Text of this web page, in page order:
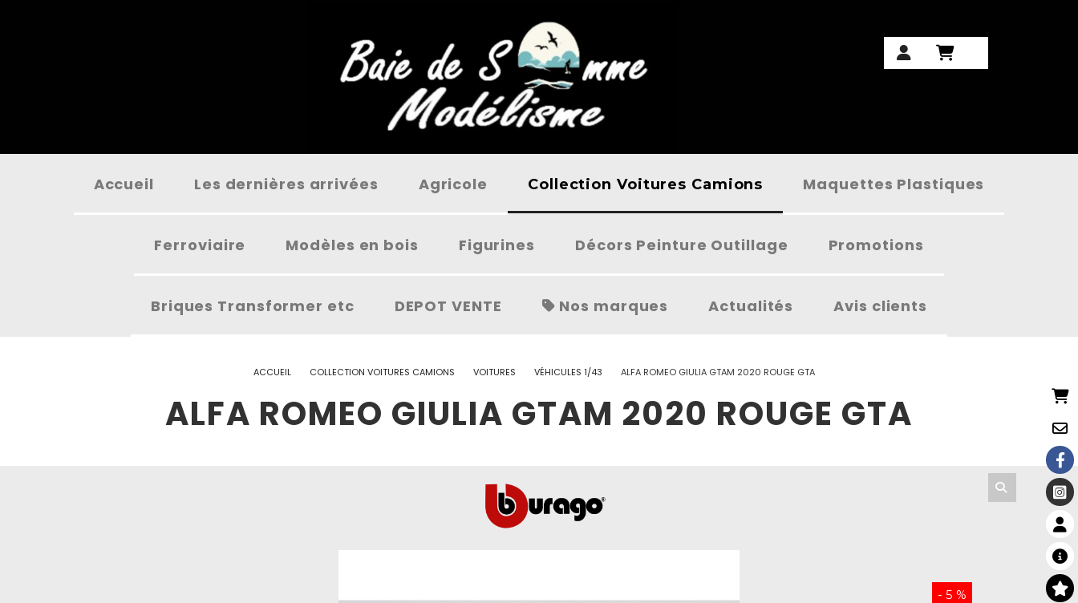
Accueil Les dernières arrivées Agricole Collection Voitures Camions Maquettes Plastiques
Ferroviaire Modèles en bois Figurines Décors Peinture Outillage Promotions
Briques Transformer etc DEPOT VENTE Nos marques Actualités Avis clients
ACCUEIL COLLECTION VOITURES CAMIONS VOITURES VÉHICULES 1/43 ALFA ROMEO GIULIA GTAM 2020 ROUGE GTA
ALFA ROMEO GIULIA GTAM 2020 ROUGE GTA
- 5 %